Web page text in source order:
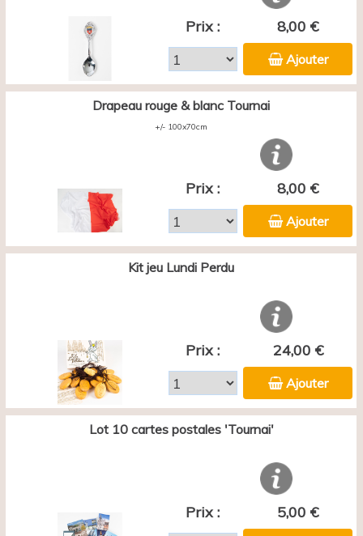
Prix : 8,00 €
Ajouter
Drapeau rouge & blanc Tournai
+/- 100x70cm
Prix : 8,00 €
Ajouter
Kit jeu Lundi Perdu
Prix : 24,00 €
Ajouter
Lot 10 cartes postales 'Tournai'
Prix : 5,00 €